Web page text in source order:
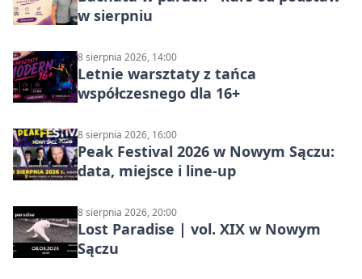
w sierpniu
8 sierpnia 2026, 14:00
Letnie warsztaty z tańca
współczesnego dla 16+
8 sierpnia 2026, 16:00
Peak Festival 2026 w Nowym Sączu:
data, miejsce i line-up
8 sierpnia 2026, 20:00
Lost Paradise | vol. XIX w Nowym
Sączu